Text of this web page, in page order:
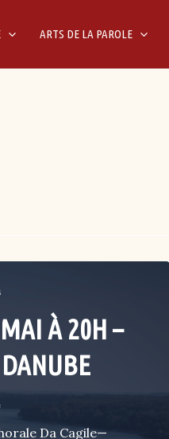
ARTS DE LA PAROLE
À 20H –
Da Cagile—